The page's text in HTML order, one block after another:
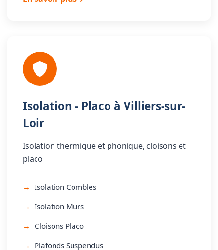
Isolation - Placo à Villiers-sur-
Loir
Isolation thermique et phonique, cloisons et
placo
Isolation Combles
Isolation Murs
Cloisons Placo
Plafonds Suspendus